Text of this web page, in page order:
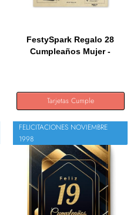
FestySpark Regalo 28
Cumpleaños Mujer -
Tarjetas Cumple
FELICITACIONES NOVIEMBRE
1998